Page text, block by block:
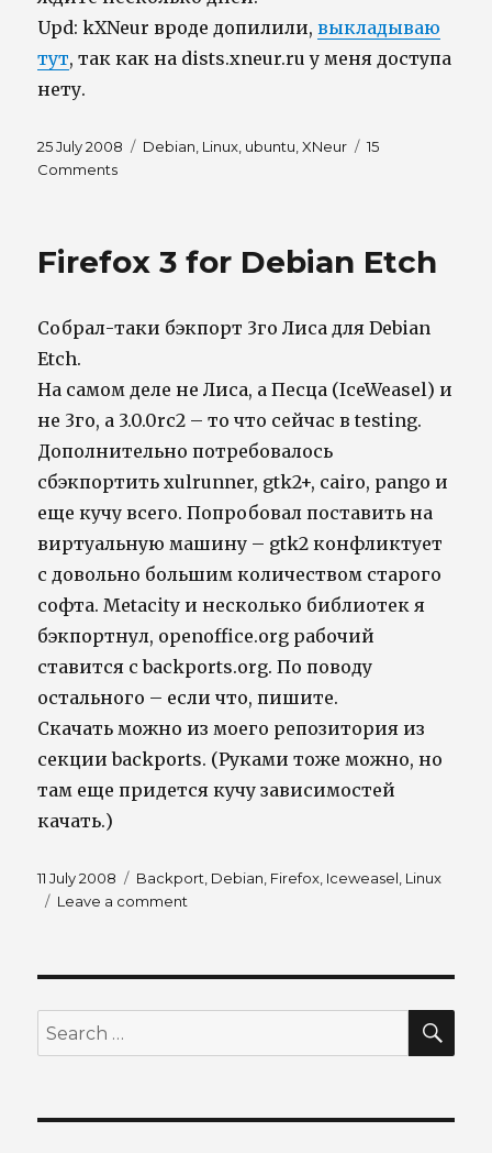
Upd: kXNeur вроде допилили,выкладываю
тут, так как на dists.xneur.ru у меня доступа
нету.
Posted
on
25 July 2008 Tags
Debian Linux ubuntu ,XNeur
15
Commentson
Firefox 3 for Debian Etch
Собрал-таки бэкпорт 3го Лиса для Debian
Etch.
На самом деле не Лиса, а Песца (IceWeasel) и
не 3го, а 3.0.0rc2 – то что сейчас в testing.
Дополнительно потребовалось
сбэкпортить xulrunner, gtk2+, cairo, pango и
еще кучу всего. Попробовал поставить на
виртуальную машину – gtk2 конфликтует
с довольно большим количеством старого
софта. Metacity и несколько библиотек я
бэкпортнул, openoffice.org рабочий
ставится с backports.org. По поводу
остального – если что, пишите.
Скачать можно из моего репозитория из
секции backports. (Руками тоже можно, но
там еще придется кучу зависимостей
качать.)
Posted
on
11 July 2008 Tags
Backport Debian Firefox Iceweasel Linux
Leave a comment
Etch
Search
for: